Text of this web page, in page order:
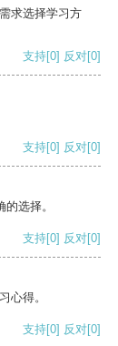
求选择学习方
支持[0] 反对[0]
支持[0] 反对[0]
选择。
支持[0] 反对[0]
心得。
支持[0] 反对[0]